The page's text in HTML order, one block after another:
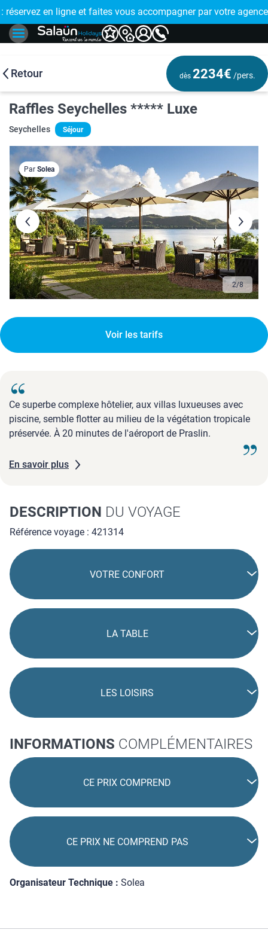
!
: réservez en ligne et faites vous accompagner par votre
🤩
Retour dès 2234€ /pers.
Raffles Seychelles ***** Luxe
Seychelles Séjour
2/8
Par Solea
Voir les tarifs
Ce superbe complexe hôtelier, aux villas luxueuses avec
piscine, semble flotter au milieu de la végétation tropicale
préservée. À 20 minutes de l'aéroport de Praslin.
En savoir plus
DESCRIPTION DU VOYAGE
Référence voyage : 421314
VOTRE CONFORT
LA TABLE
LES LOISIRS
INFORMATIONS COMPLÉMENTAIRES
CE PRIX COMPREND
CE PRIX NE COMPREND PAS
Organisateur Technique : Solea